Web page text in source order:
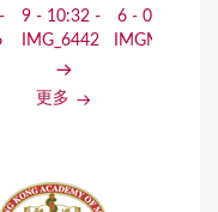
更多